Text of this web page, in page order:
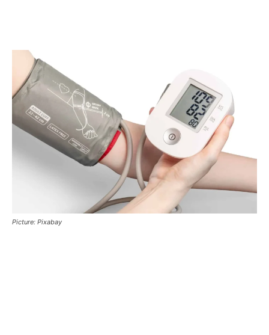
Picture: Pixabay